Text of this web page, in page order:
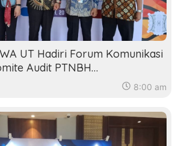
UT Hadiri Forum Komunikasi
Audit PTNBH…
8:00 am